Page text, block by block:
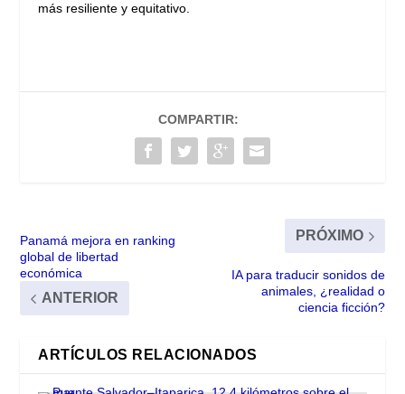
más resiliente y equitativo.
COMPARTIR:
Panamá mejora en ranking
global de libertad
económica
ANTERIOR
PRÓXIMO
IA para traducir sonidos de
animales, ¿realidad o
ciencia ficción?
ARTÍCULOS RELACIONADOS